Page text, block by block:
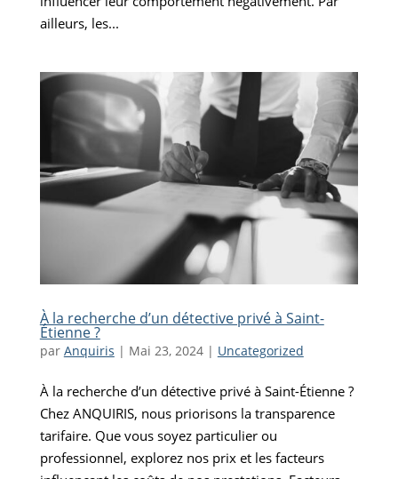
ailleurs, les...
À la recherche d’un détective privé à Saint-
Étienne ?
par Anquiris | Mai 23, 2024| Uncategorized
À la recherche d’un détective privé à Saint-Étienne ?
Chez ANQUIRIS, nous priorisons la transparence
tarifaire. Que vous soyez particulier ou
professionnel, explorez nos prix et les facteurs